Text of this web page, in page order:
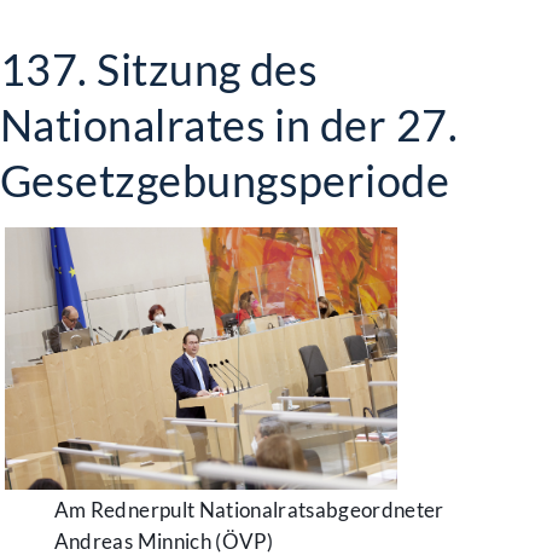
137. Sitzung des
Nationalrates in der 27.
Gesetzgebungsperiode
Am Rednerpult Nationalratsabgeordneter
Andreas Minnich (ÖVP)